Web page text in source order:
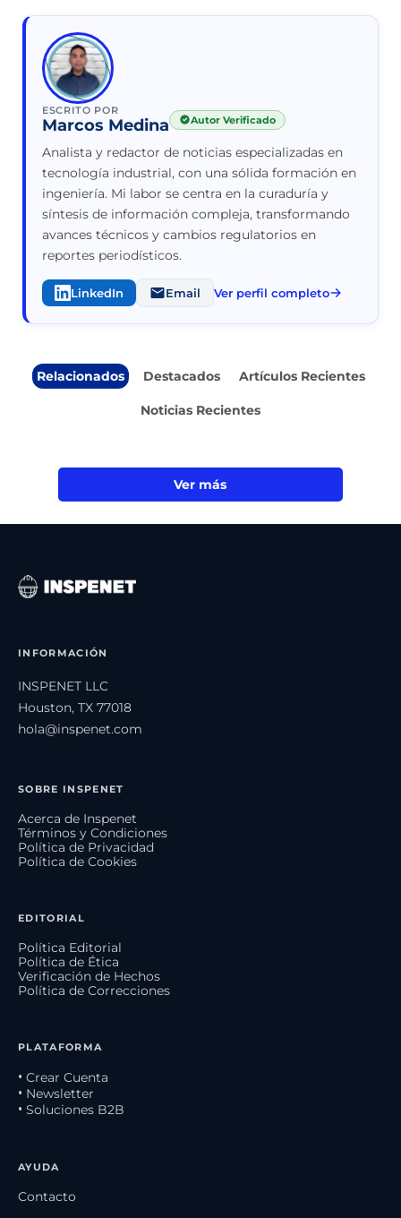
ESCRITO POR
Marcos Medina Autor Verificado
Analista y redactor de noticias especializadas en
tecnología industrial, con una sólida formación en
ingeniería. Mi labor se centra en la curaduría y
síntesis de información compleja, transformando
avances técnicos y cambios regulatorios en
reportes periodísticos.
LinkedIn Email Ver perfil completo
Relacionados Destacados Artículos Recientes
Noticias Recientes
Ver más
INFORMACIÓN
INSPENET LLC
Houston, TX 77018
hola@inspenet.com
SOBRE INSPENET
Acerca de Inspenet
Términos y Condiciones
Política de Privacidad
Política de Cookies
EDITORIAL
Política Editorial
Política de Ética
Verificación de Hechos
Política de Correcciones
PLATAFORMA
• Crear Cuenta
• Newsletter
• Soluciones B2B
AYUDA
Contacto